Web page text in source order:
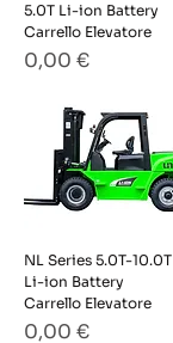
5.0T Li-ion Battery
Carrello Elevatore
Prezzo
0,00 €
NL Series 5.0T-10.0T
Li-ion Battery
Carrello Elevatore
Prezzo
0,00 €